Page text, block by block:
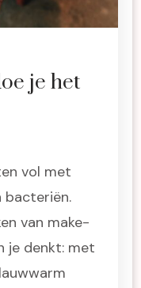
je het
vol met
bacteriën.
van make-
je denkt: met